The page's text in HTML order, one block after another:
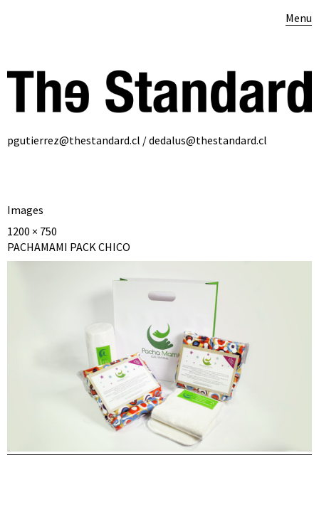
Menu
pgutierrez@thestandard.cl / dedalus@thestandard.cl
Images
1200 × 750
PACHAMAMI PACK CHICO